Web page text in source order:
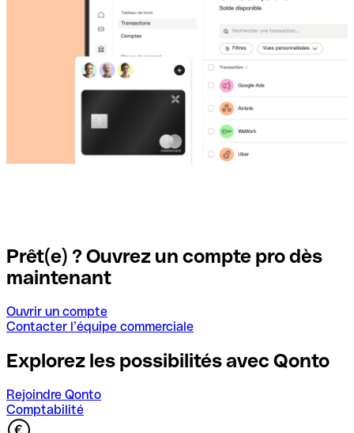
Prêt(e) ? Ouvrez un compte pro dès
maintenant
Ouvrir un compte
Contacter l’équipe commerciale
Explorez les possibilités avec Qonto
Rejoindre Qonto
Comptabilité